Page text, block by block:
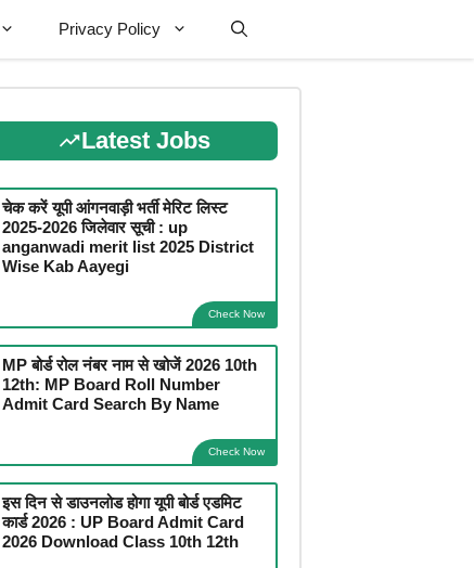
Privacy Policy
Latest Jobs
चेक करें यूपी आंगनवाड़ी भर्ती मेरिट लिस्ट
2025-2026 जिलेवार सूची : up
anganwadi merit list 2025 District
Wise Kab Aayegi
Check Now
MP बोर्ड रोल नंबर नाम से खोजें 2026 10th
12th: MP Board Roll Number
Admit Card Search By Name
Check Now
इस दिन से डाउनलोड होगा यूपी बोर्ड एडमिट
कार्ड 2026 : UP Board Admit Card
2026 Download Class 10th 12th